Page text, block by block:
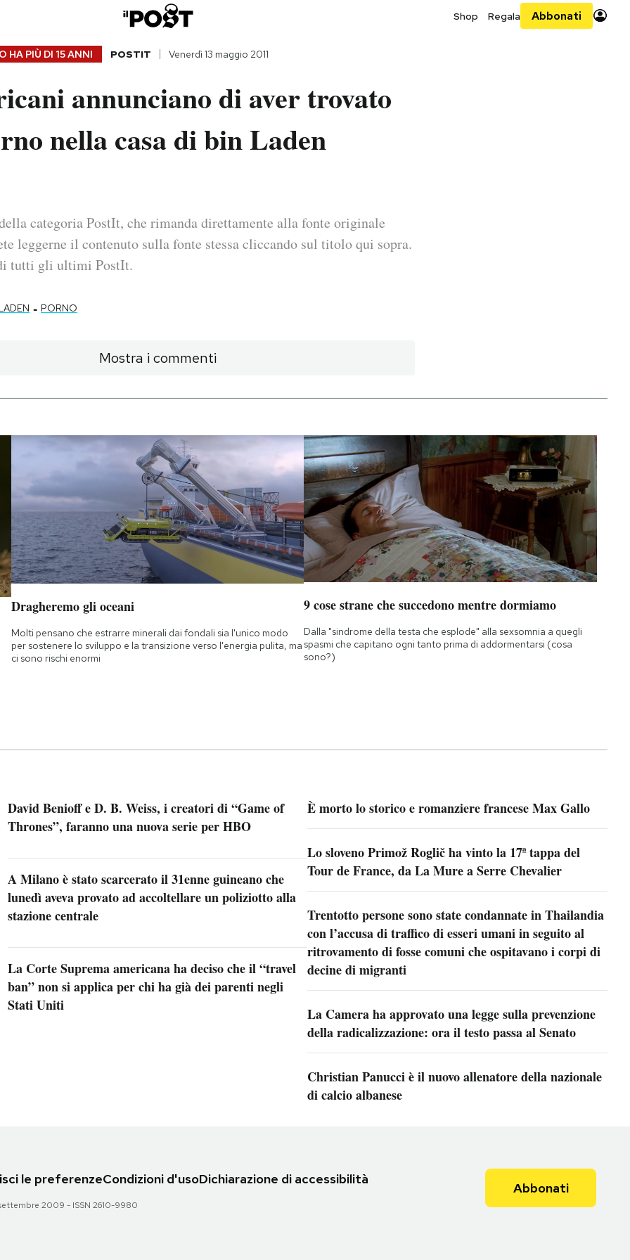
Shop Regala Abbonati
HA PIÙ DI 15 ANNI POSTIT Venerdì 13 maggio 2011
annunciano di aver trovato
nella casa di bin Laden
categoria PostIt, che rimanda direttamente alla fonte originale
leggerne il contenuto sulla fonte stessa cliccando sul titolo qui sopra.
tutti gli ultimi PostIt.
- PORNO
Mostra i commenti
Dragheremo gli oceani
Molti pensano che estrarre minerali dai fondali sia l'unico modo
per sostenere lo sviluppo e la transizione verso l'energia pulita, ma
ci sono rischi enormi
9 cose strane che succedono mentre dormiamo
Dalla "sindrome della testa che esplode" alla sexsomnia a quegli
spasmi che capitano ogni tanto prima di addormentarsi (cosa
sono?)
David Benioff e D. B. Weiss, i creatori di “Game of
Thrones”, faranno una nuova serie per HBO
A Milano è stato scarcerato il 31enne guineano che
lunedì aveva provato ad accoltellare un poliziotto alla
stazione centrale
La Corte Suprema americana ha deciso che il “travel
ban” non si applica per chi ha già dei parenti negli
Stati Uniti
È morto lo storico e romanziere francese Max Gallo
Lo sloveno Primož Roglič ha vinto la 17ª tappa del
Tour de France, da La Mure a Serre Chevalier
Trentotto persone sono state condannate in Thailandia
con l’accusa di traffico di esseri umani in seguito al
ritrovamento di fosse comuni che ospitavano i corpi di
decine di migranti
La Camera ha approvato una legge sulla prevenzione
della radicalizzazione: ora il testo passa al Senato
Christian Panucci è il nuovo allenatore della nazionale
di calcio albanese
le preferenzeCondizioni d'usoDichiarazione di accessibilità
2009 - ISSN 2610-9980
Abbonati